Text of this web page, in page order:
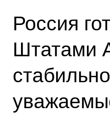
Россия
Штатами